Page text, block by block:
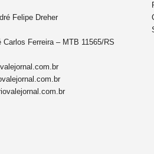
Felipe Dreher
Carlos Ferreira – MTB 11565/RS